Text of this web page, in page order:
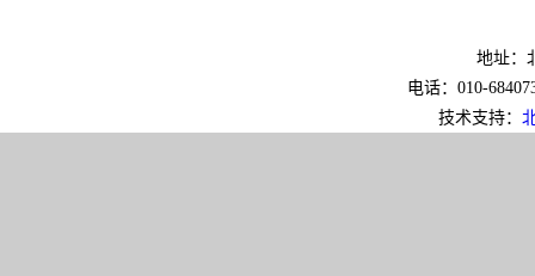
地址：
电话：010-
技术支持：